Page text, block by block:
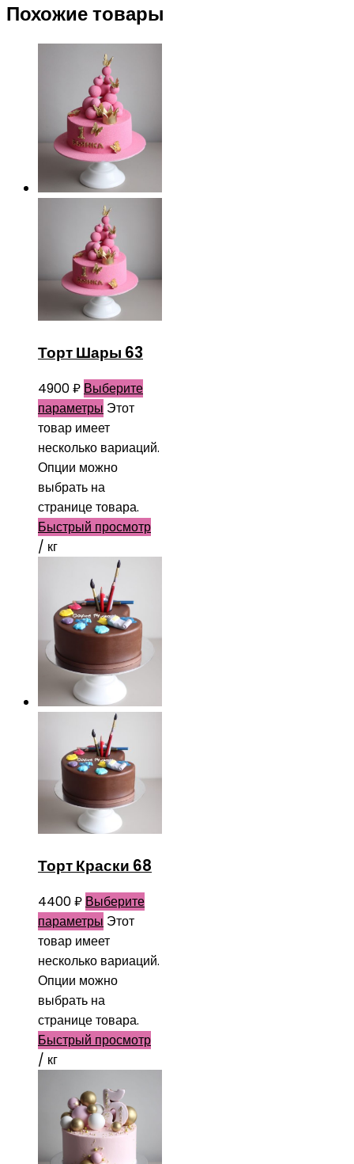
Похожие товары
Торт Шары 63
4900₽ Выберите
параметры Этот
товар имеет
несколько вариаций.
Опции можно
выбрать на
странице товара.
Быстрый просмотр
/ кг
Торт Краски 68
4400₽ Выберите
параметры Этот
товар имеет
несколько вариаций.
Опции можно
выбрать на
странице товара.
Быстрый просмотр
/ кг